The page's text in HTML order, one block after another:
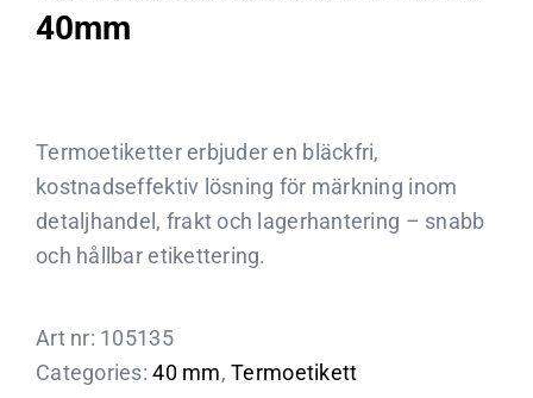
40mm
Termoetiketter erbjuder en bläckfri,
kostnadseffektiv lösning för märkning inom
detaljhandel, frakt och lagerhantering – snabb
och hållbar etikettering.
Art nr: 105135
Categories:40 mm,Termoetikett